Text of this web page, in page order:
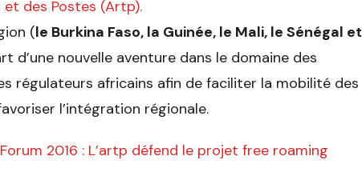
des Postes (Artp).
(le Burkina Faso, la Guinée, le Mali, le Sénégal et
d’une nouvelle aventure dans le domaine des
régulateurs africains afin de faciliter la mobilité des
l’intégration régionale.
2016 : L’artp défend le projet free roaming